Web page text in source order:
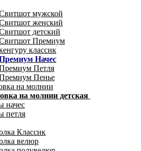
мужской
женский
детский
Премиум
классик
Начес
Петля
Пенье
на молнии
на молнии детская
начес
петля
Классик
велюр